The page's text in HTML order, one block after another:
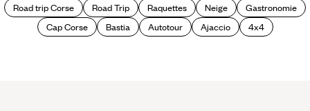
Road trip Corse Road Trip Raquettes Neige
Gastronomie
Cap Corse
Bastia Autotour Ajaccio 4x4